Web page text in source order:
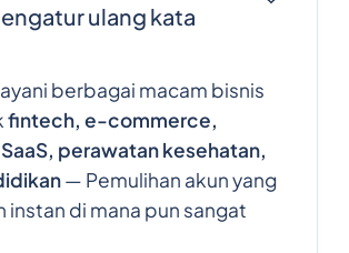
ulang kata
berbagai macam bisnis
fintech, e-commerce,
perawatan kesehatan,
— Pemulihan akun yang
instan di mana pun sangat